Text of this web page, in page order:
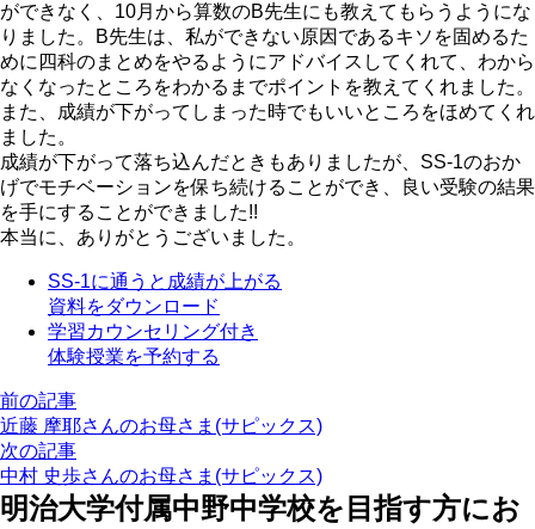
ができなく、10月から算数のB先生にも教えてもらうようにな
りました。B先生は、私ができない原因であるキソを固めるた
めに四科のまとめをやるようにアドバイスしてくれて、わから
なくなったところをわかるまでポイントを教えてくれました。
また、成績が下がってしまった時でもいいところをほめてくれ
ました。
成績が下がって落ち込んだときもありましたが、SS-1のおか
げでモチベーションを保ち続けることができ、良い受験の結果
を手にすることができました!!
本当に、ありがとうございました。
SS-1に通うと成績が上がる
資料をダウンロード
学習カウンセリング付き
体験授業を予約する
前の記事
近藤 摩耶さんのお母さま(サピックス)
次の記事
中村 史歩さんのお母さま(サピックス)
明治大学付属中野中学校を目指す方にお